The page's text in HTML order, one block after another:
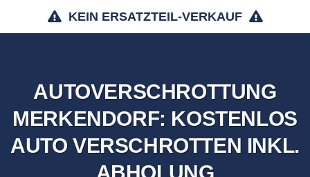
KEIN ERSATZTEIL-VERKAUF
AUTOVERSCHROTTUNG
MERKENDORF: KOSTENLOS
AUTO VERSCHROTTEN INKL.